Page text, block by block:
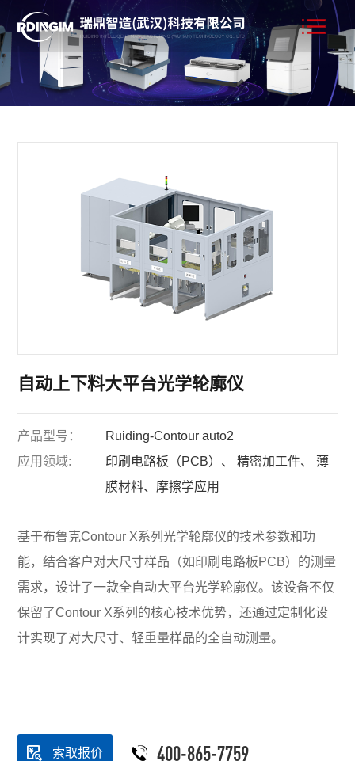
自动上下料大平台光学轮廓仪
产品型号：
Ruiding-Contour auto2
应用领域:
印刷电路板（PCB）、 精密加工件、 薄
膜材料、摩擦学应用
基于布鲁克Contour X系列光学轮廓仪的技术参数和功
能，结合客户对大尺寸样品（如印刷电路板PCB）的测量
需求，设计了一款全自动大平台光学轮廓仪。该设备不仅
保留了Contour X系列的核心技术优势，还通过定制化设
计实现了对大尺寸、轻重量样品的全自动测量。
索取报价 400-865-7759